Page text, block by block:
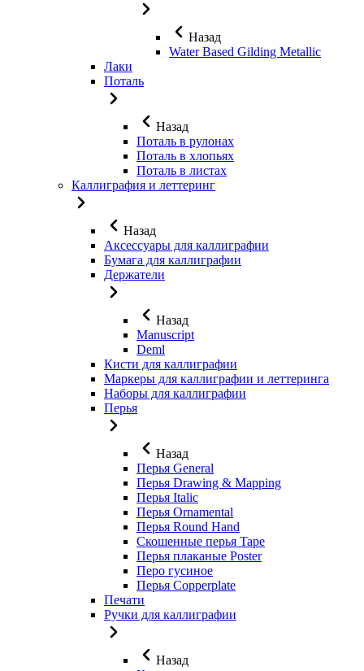
Назад
Water Based Gilding Metallic
Лаки
Поталь
Назад
Поталь в рулонах
Поталь в хлопьях
Поталь в листах
Каллиграфия и леттеринг
Назад
Аксессуары для каллиграфии
Бумага для каллиграфии
Держатели
Назад
Manuscript
Deml
Кисти для каллиграфии
Маркеры для каллиграфии и леттеринга
Наборы для каллиграфии
Перья
Назад
Перья General
Перья Drawing & Mapping
Перья Italic
Перья Ornamental
Перья Round Hand
Скошенные перья Tape
Перья плаканые Poster
Перо гусиное
Перья Copperplate
Печати
Ручки для каллиграфии
Назад